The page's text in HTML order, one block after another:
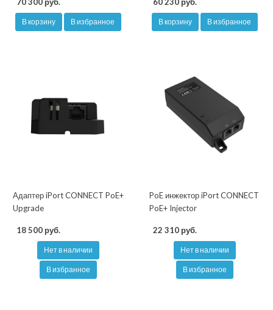
В корзину В избранное В корзину В избранное
Адаптер iPort CONNECT PoE+
Upgrade
18 500 руб.
Нет в наличии
В избранное
PoE инжектор iPort CONNECT
PoE+ Injector
22 310 руб.
Нет в наличии
В избранное